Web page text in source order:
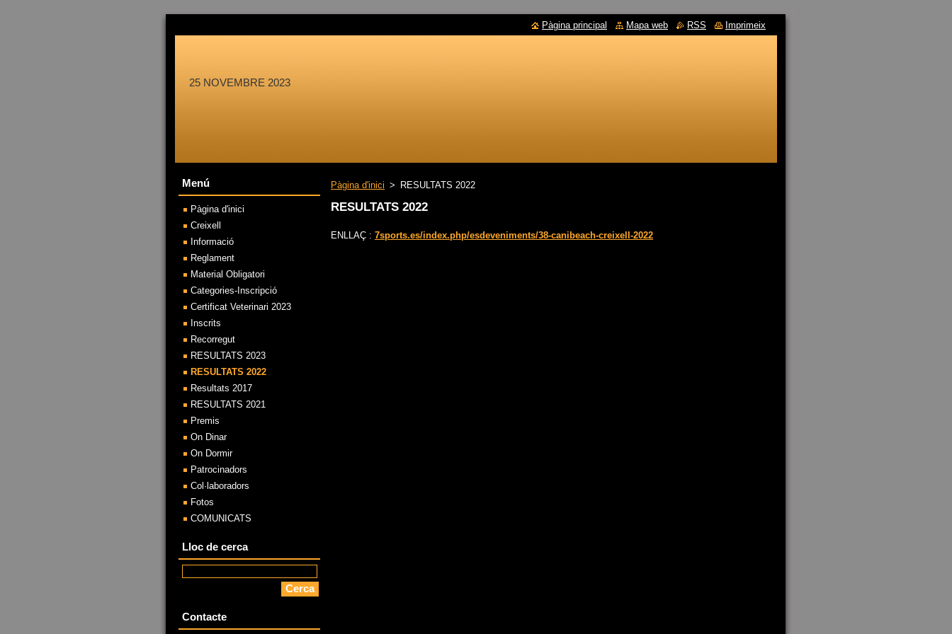
25 NOVEMBRE 2023
Pàgina d'inici > RESULTATS 2022
RESULTATS 2022
ENLLAÇ : 7sports.es/index.php/esdeveniments/38-canibeach-creixell-2022
Menú
Pàgina d'inici
Creixell
Informació
Reglament
Material Obligatori
Categories-Inscripció
Certificat Veterinari 2023
Inscrits
Recorregut
RESULTATS 2023
RESULTATS 2022
Resultats 2017
RESULTATS 2021
Premis
On Dinar
On Dormir
Patrocinadors
Col·laboradors
Fotos
COMUNICATS
Lloc de cerca
Contacte
Pàgina principal Mapa web RSS Imprimeix